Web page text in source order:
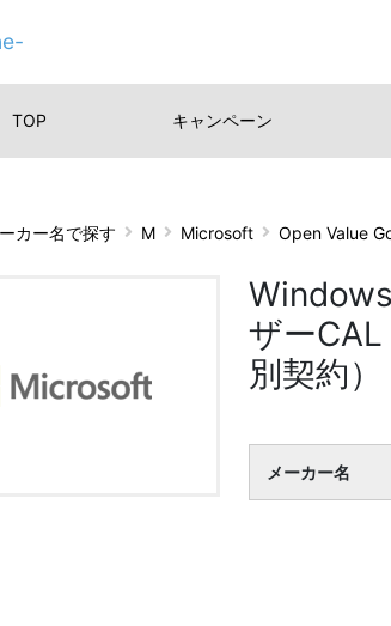
TOP キャンペーン
カー名で探す M Microsoft Open Value
ザー
別契約）
メーカー名